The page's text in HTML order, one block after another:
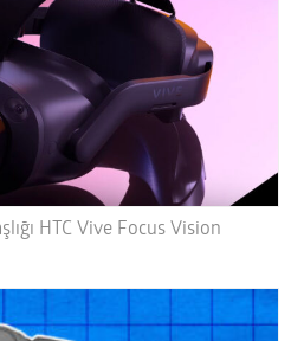
HTC Vive Focus Vision